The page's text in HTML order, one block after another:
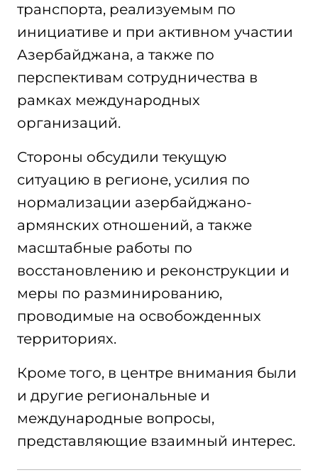
транспорта, реализуемым по
инициативе и при активном участии
Азербайджана, а также по
перспективам сотрудничества в
рамках международных
организаций.
Стороны обсудили текущую
ситуацию в регионе, усилия по
нормализации азербайджано-
армянских отношений, а также
масштабные работы по
восстановлению и реконструкции и
меры по разминированию,
проводимые на освобожденных
территориях.
Кроме того, в центре внимания были
и другие региональные и
международные вопросы,
представляющие взаимный интерес.